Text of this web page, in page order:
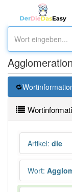
Artikel: die
Wort: